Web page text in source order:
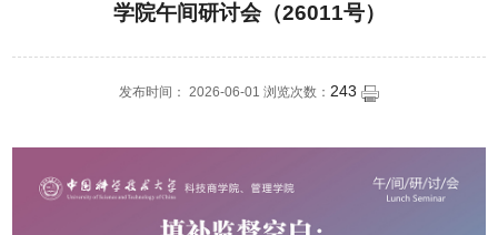
学院午间研讨会（26011号）
发布时间： 2026-06-01 浏览次数： 243